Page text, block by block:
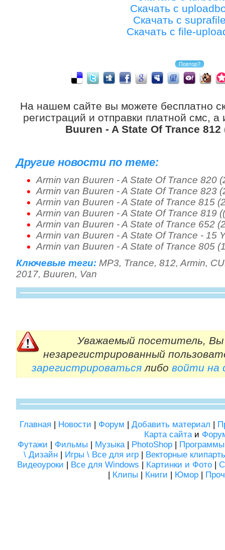
Скачать с
Скачать с
Скачать с file-
На нашем сайте вы можете бесплатно
регистраций и отправки платной смс,
Buuren - A State Of Trance 812
Другие новости по теме:
Armin van Buuren - A State Of Trance 820
Armin van Buuren - A State Of Trance 823
Armin van Buuren - A State of Trance 815
Armin van Buuren - A State Of Trance 819
Armin van Buuren - A State of Trance 652
Armin van Buuren - A State Of Trance - 15
Armin van Buuren - A State of Trance 805
Ключевые теги: MP3, Trance, 812, Armin,
2017, Buuren, Van
Уважаемый посетитель, Вы
незарегистрированный
зарегистрироватьсялибо войти на
Главная | Новости | Форум | Добавить материал |
Карта сайтаи
Футажи | Фильмы | Музыка| PhotoShop | Программы
\ Дизайн | Игры \ Все для игр | Векторные
Видеоуроки | Все для Windows | Картинки и Фото|
| Клипы | Книги | Юмор |